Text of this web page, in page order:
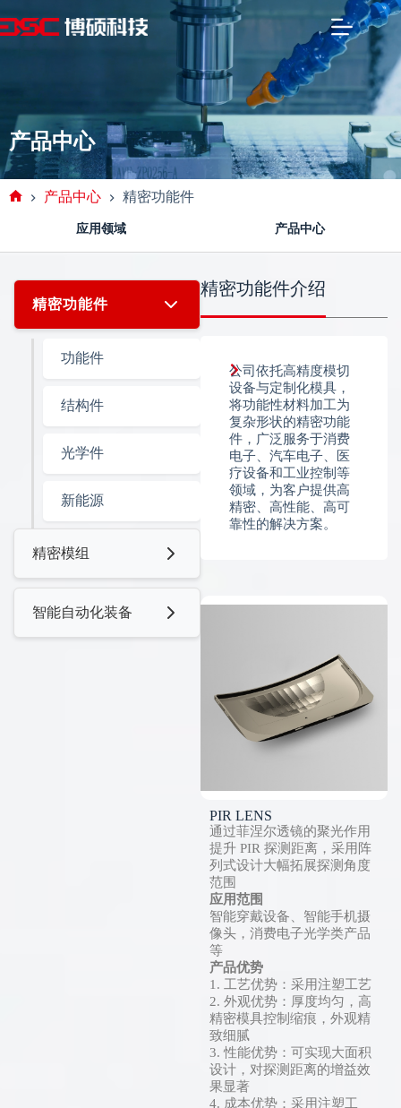
产品中心
应用领域 产品中心
产品中心 精密功能件
精密功能件
功能件
结构件
光学件
新能源
精密模组
智能自动化装备
精密功能件介绍
公司依托高精度模切
设备与定制化模具，
将功能性材料加工为
复杂形状的精密功能
件，广泛服务于消费
电子、汽车电子、医
疗设备和工业控制等
领域，为客户提供高
精密、高性能、高可
靠性的解决方案。
PIR LENS
通过菲涅尔透镜的聚光作用
提升 PIR 探测距离，采用阵
列式设计大幅拓展探测角度
范围
应用范围
智能穿戴设备、智能手机摄
像头，消费电子光学类产品
等
产品优势
1. 工艺优势：采用注塑工艺
2. 外观优势：厚度均匀，高
精密模具控制缩痕，外观精
致细腻
3. 性能优势：可实现大面积
设计，对探测距离的增益效
果显著
4. 成本优势：采用注塑工